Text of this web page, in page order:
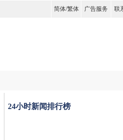
简体/繁体 广告服务 联
24小时新闻排行榜